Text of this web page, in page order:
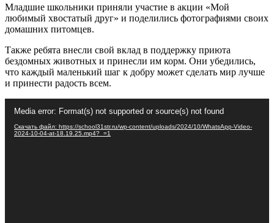
Младшие школьники приняли участие в акции «Мой
любимый хвостатый друг» и поделились фотографиями своих
домашних питомцев.
Также ребята внесли свой вклад в поддержку приюта
бездомных животных и принесли им корм. Они убедились,
что каждый маленький шаг к добру может сделать мир лучше
и принести радость всем.
Media error: Format(s) not supported or source(s) not found
Скачать файл: https://school31str.ru/wp-content/uploads/2024/10/WhatsApp-Video-
2024-10-04-at-18.19.25.mp4?_=1